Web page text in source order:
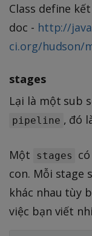
Class define
doc - http://
ci.org/hudson/
stages
Lại là một sub
pipeline , đó
Một stages
con. Mỗi stage
khác nhau tùy
việc bạn viết